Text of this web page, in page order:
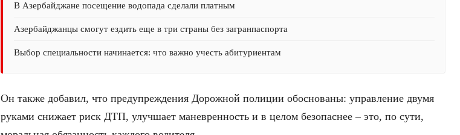
В Азербайджане посещение водопада сделали платным
Азербайджанцы смогут ездить еще в три страны без загранпаспорта
Выбор специальности начинается: что важно учесть абитуриентам
Он также добавил, что предупреждения Дорожной полиции обоснованы: управление двумя
руками снижает риск ДТП, улучшает маневренность и в целом безопаснее – это, по сути,